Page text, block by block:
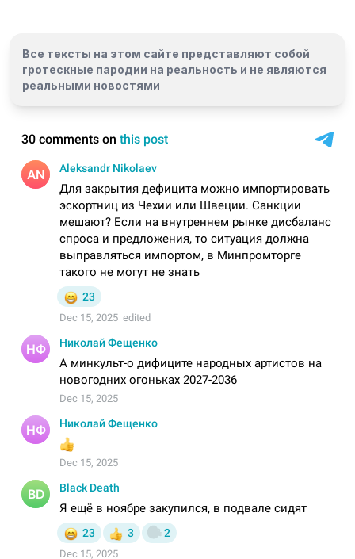
Все тексты на этом сайте представляют собой
гротескные пародии на реальность и не являются
реальными новостями